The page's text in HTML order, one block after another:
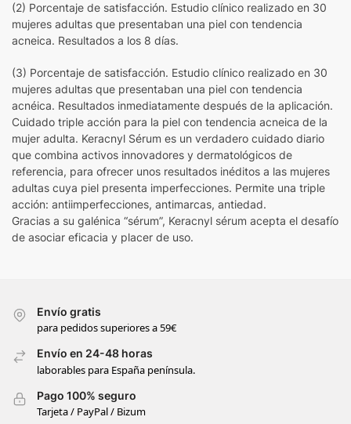
(2) Porcentaje de satisfacción. Estudio clínico realizado en 30
mujeres adultas que presentaban una piel con tendencia
acneica. Resultados a los 8 días.
(3) Porcentaje de satisfacción. Estudio clínico realizado en 30
mujeres adultas que presentaban una piel con tendencia
acnéica. Resultados inmediatamente después de la aplicación.
Cuidado triple acción para la piel con tendencia acneica de la
mujer adulta. Keracnyl Sérum es un verdadero cuidado diario
que combina activos innovadores y dermatológicos de
referencia, para ofrecer unos resultados inéditos a las mujeres
adultas cuya piel presenta imperfecciones. Permite una triple
acción: antiimperfecciones, antimarcas, antiedad.
Gracias a su galénica “sérum”, Keracnyl sérum acepta el desafío
de asociar eficacia y placer de uso.
Envío gratis
para pedidos superiores a 59€
Envío en 24-48 horas
laborables para España península.
Pago 100% seguro
Tarjeta / PayPal / Bizum